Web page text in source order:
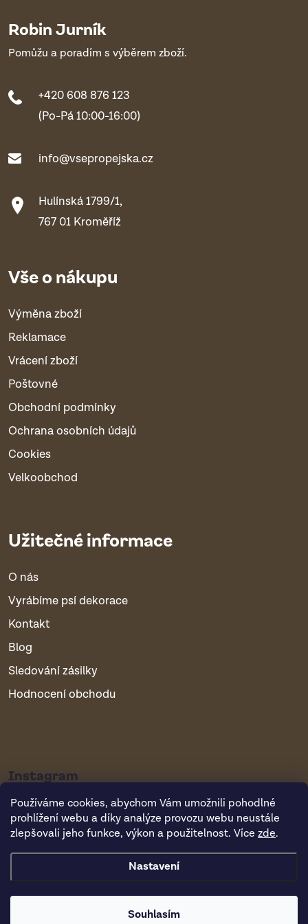
Používáme cookies, abychom Vám umožnili pohodlné
prohlížení webu a díky analýze provozu webu neustále
zlepšovali jeho funkce, výkon a použitelnost. Více zde.
Nastavení
Souhlasím
Robin Jurník
Pomůžu a poradím s výběrem zboží.
+420 608 876 123
(Po-Pá 10:00-16:00)
info@vsepropejska.cz
Hulínská 1799/1,
767 01 Kroměříž
Vše o nákupu
Výměna zboží
Reklamace
Vrácení zboží
Poštovné
Obchodní podmínky
Ochrana osobních údajů
Cookies
Velkoobchod
Užitečné informace
O nás
Vyrábíme psí dekorace
Kontakt
Blog
Sledování zásilky
Hodnocení obchodu
Instagram
Copyright 2026Vsepropejska.cz. Všechna práva vyhrazena.